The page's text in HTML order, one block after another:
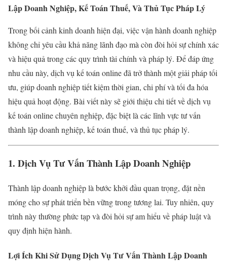
Lập Doanh Nghiệp, Kế Toán Thuế, Và Thủ Tục Pháp Lý
Trong bối cảnh kinh doanh hiện đại, việc vận hành doanh nghiệp
không chỉ yêu cầu khả năng lãnh đạo mà còn đòi hỏi sự chính xác
và hiệu quả trong các quy trình tài chính và pháp lý. Để đáp ứng
nhu cầu này, dịch vụ kế toán online đã trở thành một giải pháp tối
ưu, giúp doanh nghiệp tiết kiệm thời gian, chi phí và tối đa hóa
hiệu quả hoạt động. Bài viết này sẽ giới thiệu chi tiết về dịch vụ
kế toán online chuyên nghiệp, đặc biệt là các lĩnh vực tư vấn
thành lập doanh nghiệp, kế toán thuế, và thủ tục pháp lý.
1. Dịch Vụ Tư Vấn Thành Lập Doanh Nghiệp
Thành lập doanh nghiệp là bước khởi đầu quan trọng, đặt nền
móng cho sự phát triển bền vững trong tương lai. Tuy nhiên, quy
trình này thường phức tạp và đòi hỏi sự am hiểu về pháp luật và
quy định hiện hành.
Lợi Ích Khi Sử Dụng Dịch Vụ Tư Vấn Thành Lập Doanh